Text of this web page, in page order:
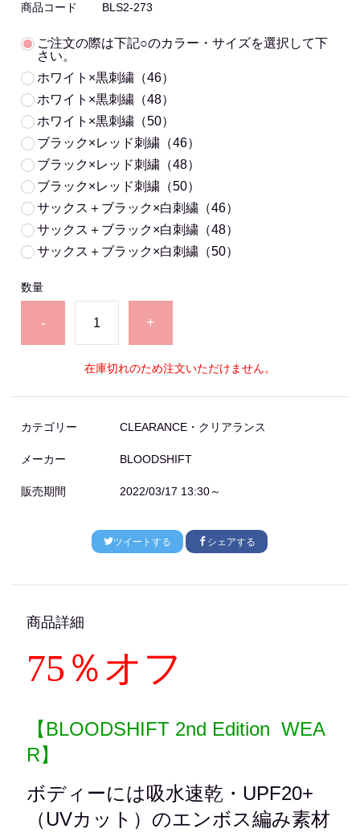
商品コード BLS2-273
ご注文の際は下記○のカラー・サイズを選択して下
さい。
ホワイト×黒刺繍（46）
ホワイト×黒刺繍（48）
ホワイト×黒刺繍（50）
ブラック×レッド刺繍（46）
ブラック×レッド刺繍（48）
ブラック×レッド刺繍（50）
サックス＋ブラック×白刺繍（46）
サックス＋ブラック×白刺繍（48）
サックス＋ブラック×白刺繍（50）
数量
- +
在庫切れのため注文いただけません。
カテゴリー CLEARANCE・クリアランス
メーカー BLOODSHIFT
販売期間 2022/03/17 13:30～
ツイートする シェアする
商品詳細
75％オフ
【BLOODSHIFT 2nd Edition WEA
R】
ボディーには吸水速乾・UPF20+
（UVカット）のエンボス編み素材